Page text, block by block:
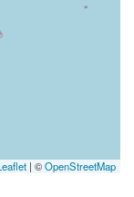
| ©OpenStreetMap